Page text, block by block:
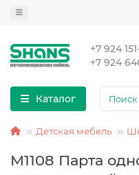
+7 924
+7 924
Каталог
Детская мебель
M1108 Парта